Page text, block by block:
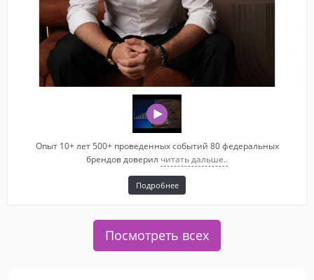
Опыт 10+ лет 500+ проведенных событий 80 федеральных
брендов доверил читать дальше..
Подробнее
Посмотреть всех